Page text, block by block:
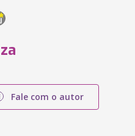
Fale com o autor